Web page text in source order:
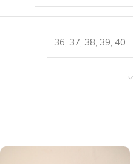
36, 37, 38, 39, 40